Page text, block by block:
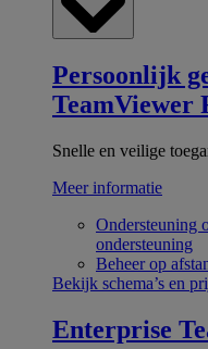
Persoonlijk
TeamViewer
Snelle en veilige
Meer informatie
Ondersteuning
ondersteuning
Beheer op
Bekijk schema’s en
Enterprise